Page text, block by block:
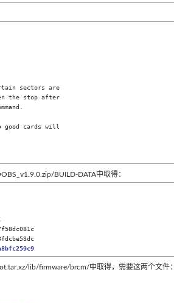
BUILD-DATA中取得：
lib/firmware/brcm/中取得，需要这两个文件：